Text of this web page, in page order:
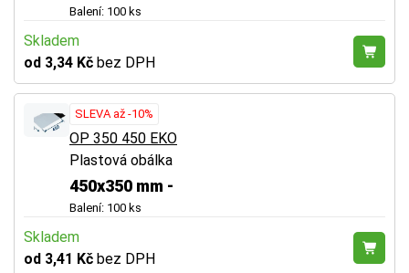
Balení: 100 ks
Skladem
od 3,34 Kč bez DPH
SLEVA až -10%
OP 350 450 EKO
Plastová obálka
450x350 mm -
Balení: 100 ks
Skladem
od 3,41 Kč bez DPH